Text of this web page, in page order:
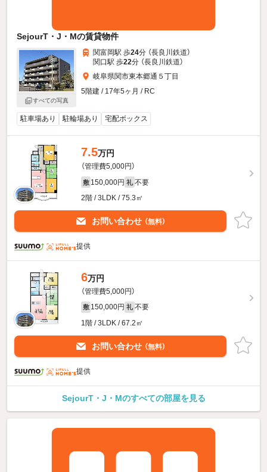
SejourT・J・Mの賃貸物件
すべての写真
関富岡駅 歩24分 （長良川鉄道）
関口駅 歩22分 （長良川鉄道）
岐阜県関市東本郷通５丁目
5階建 / 17年5ヶ月 / RC
駐車場あり 駐輪場あり 宅配ボックス
7.5万円
（管理費5,000円）
敷 150,000円 礼 不要
2階 / 3LDK / 75.3㎡
お問い合わせ （無料）
提供
6万円
（管理費5,000円）
敷 150,000円 礼 不要
1階 / 3LDK / 67.2㎡
お問い合わせ （無料）
提供
SejourT・J・Mのすべての部屋を見る